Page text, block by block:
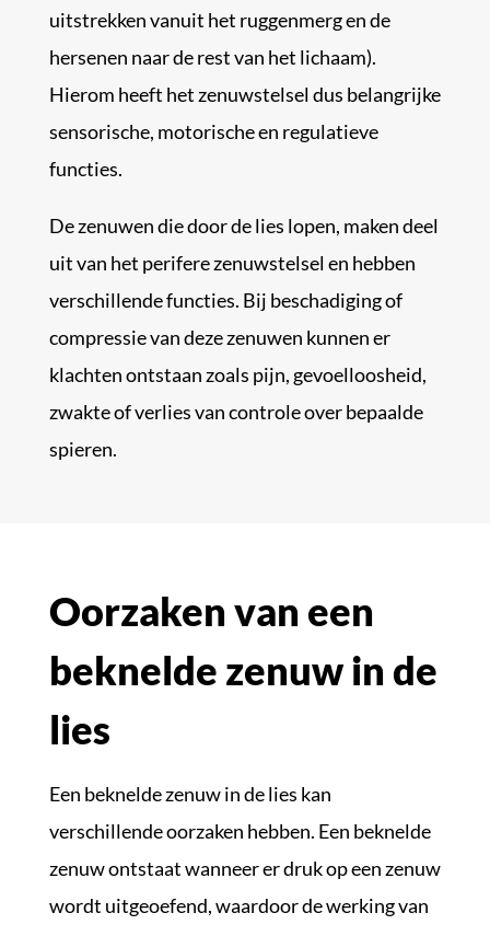
uitstrekken vanuit het ruggenmerg en de
hersenen naar de rest van het lichaam).
Hierom heeft het zenuwstelsel dus belangrijke
sensorische, motorische en regulatieve
functies.
De zenuwen die door de lies lopen, maken deel
uit van het perifere zenuwstelsel en hebben
verschillende functies. Bij beschadiging of
compressie van deze zenuwen kunnen er
klachten ontstaan zoals pijn, gevoelloosheid,
zwakte of verlies van controle over bepaalde
spieren.
Oorzaken van een
beknelde zenuw in de
lies
Een beknelde zenuw in de lies kan
verschillende oorzaken hebben. Een beknelde
zenuw ontstaat wanneer er druk op een zenuw
wordt uitgeoefend, waardoor de werking van